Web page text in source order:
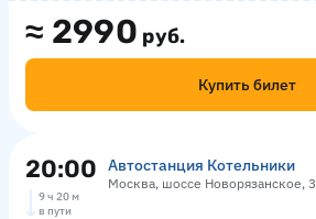
≈ 2990 руб.
Купить билет
20:00 Автостанция Котельники
Москва, шоссе Новорязанское, 3
9 ч 20 м
в пути